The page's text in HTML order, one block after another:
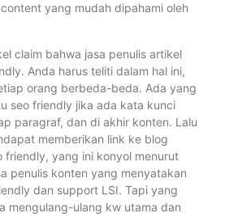
yang mudah dipahami oleh
claim bahwa jasa penulis artikel
Anda harus teliti dalam hal ini,
orang berbeda-beda. Ada yang
seo friendly jika ada kata kunci
paragraf, dan di akhir konten. Lalu
memberikan link ke blog
friendly, yang ini konyol menurut
penulis konten yang menyatakan
dan support LSI. Tapi yang
mengulang-ulang kw utama dan